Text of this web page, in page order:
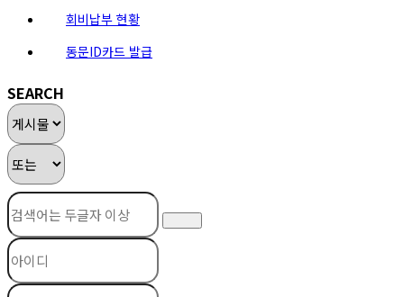
회비납부 현황
동문ID카드 발급
SEARCH